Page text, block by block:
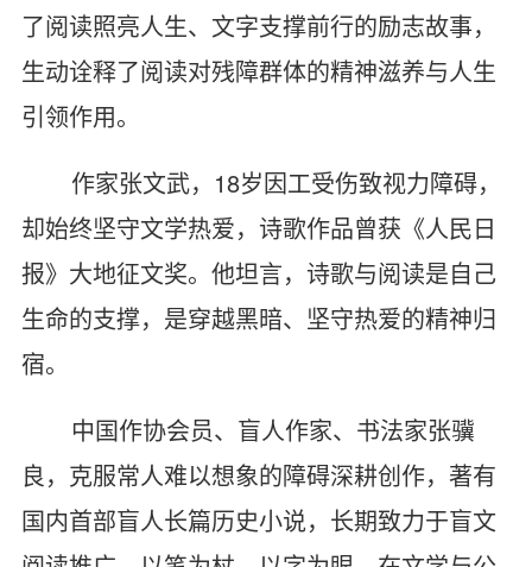
了阅读照亮人生、文字支撑前行的励志故事，
生动诠释了阅读对残障群体的精神滋养与人生
引领作用。
作家张文武，18岁因工受伤致视力障碍，
却始终坚守文学热爱，诗歌作品曾获《人民日
报》大地征文奖。他坦言，诗歌与阅读是自己
生命的支撑，是穿越黑暗、坚守热爱的精神归
宿。
中国作协会员、盲人作家、书法家张骥
良，克服常人难以想象的障碍深耕创作，著有
国内首部盲人长篇历史小说，长期致力于盲文